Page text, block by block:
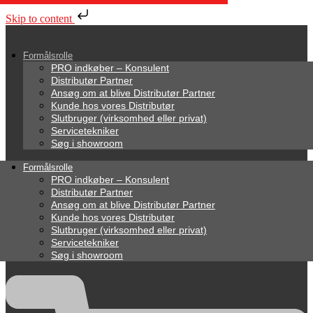
Skip to content
Formålsrolle
PRO indkøber – Konsulent
Distributør Partner
Ansøg om at blive Distributør Partner
Kunde hos vores Distributør
Slutbruger (virksomhed eller privat)
Servicetekniker
Søg i showroom
Formålsrolle
PRO indkøber – Konsulent
Distributør Partner
Ansøg om at blive Distributør Partner
Kunde hos vores Distributør
Slutbruger (virksomhed eller privat)
Servicetekniker
Søg i showroom